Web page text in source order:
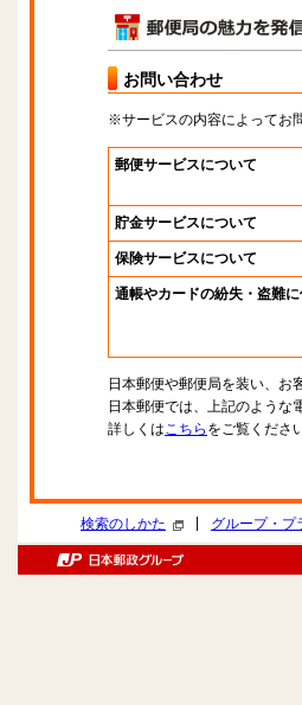
お問い合わせ
※サービスの内容によってお
郵便サービスについて
貯金サービスについて
保険サービスについて
通帳やカードの紛失・盗難
日本郵便や郵便局を装い、お
日本郵便では、上記のような
詳しくはこちら をご覧くださ
検索のしかた グループ・プ